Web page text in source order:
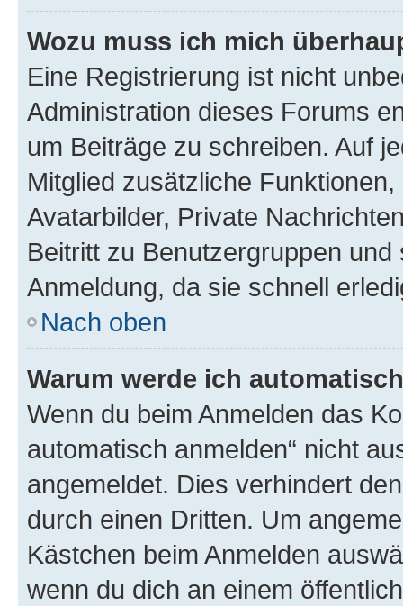
Wozu muss ich mich
Eine Registrierung ist nicht
Administration dieses Forums
um Beiträge zu schreiben. Auf
Mitglied zusätzliche
Avatarbilder, Private
Beitritt zu Benutzergruppen
Anmeldung, da sie schnell
Nach oben
Warum werde ich
Wenn du beim Anmelden das
automatisch anmelden“ nicht
angemeldet. Dies verhindert
durch einen Dritten. Um
Kästchen beim Anmelden
wenn du dich an einem